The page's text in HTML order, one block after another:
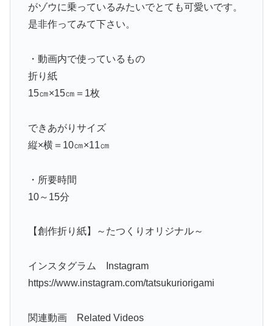
がゾウに乗っているみたいでとても可愛いです。
是非作ってみて下さい。
・動画内で使っているもの
折り紙
15㎝×15㎝＝1枚
できあがりサイズ
縦×横＝10㎝×11㎝
・所要時間
10～15分
【創作折り紙】～たつくりオリジナル～
インスタグラム Instagram
https://www.instagram.com/tatsukuriorigami
関連動画 Related Videos